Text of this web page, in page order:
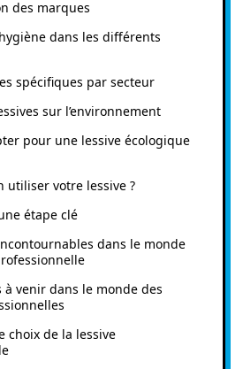
des marques
dans les différents
spécifiques par secteur
sur l’environnement
pour une lessive écologique
utiliser votre lessive ?
étape clé
dans le monde
à venir dans le monde des
choix de la lessive